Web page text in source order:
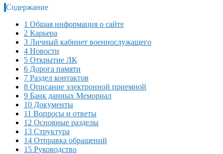
Содержание
1 Общая информация о сайте
2 Карьера
3 Личный кабинет военнослужащего
4 Новости
5 Открытие ЛК
6 Дорога памяти
7 Раздел контактов
8 Описание электронной приемной
9 Банк данных Мемориал
10 Документы
11 Вопросы и ответы
12 Основные разделы
13 Структура
14 Отправка обращений
15 Руководство